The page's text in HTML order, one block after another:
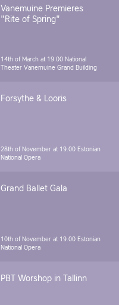
Vanemuine Premieres
"Rite of Spring"
14th of March at 19.00 National
Theater Vanemuine Grand Building
Forsythe & Looris
28th of November at 19.00 Estonian
National Opera
Grand Ballet Gala
10th of November at 19.00 Estonian
National Opera
PBT Worshop in Tallinn